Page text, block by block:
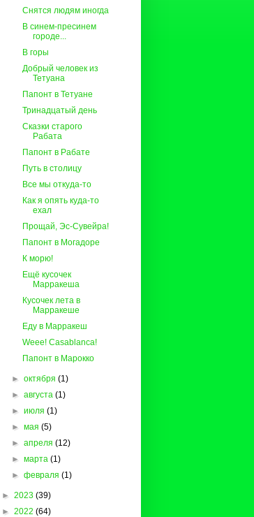
Снятся людям иногда
В синем-пресинем
городе...
В горы
Добрый человек из
Тетуана
Папонт в Тетуане
Тринадцатый день
Сказки старого
Рабата
Папонт в Рабате
Путь в столицу
Все мы откуда-то
Как я опять куда-то
ехал
Прощай, Эс-Сувейра!
Папонт в Могадоре
К морю!
Ещё кусочек
Марракеша
Кусочек лета в
Марракеше
Еду в Марракеш
Weee! Casablanca!
Папонт в Марокко
►октября(1)
►августа(1)
►июля(1)
►мая(5)
►апреля(12)
►марта(1)
►февраля(1)
► 2023 (39)
► 2022 (64)